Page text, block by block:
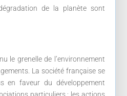
de la planète sont
le grenelle de l’environnement
La société française se
en faveur du développement